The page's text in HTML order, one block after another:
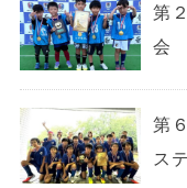
第
会
第
ス